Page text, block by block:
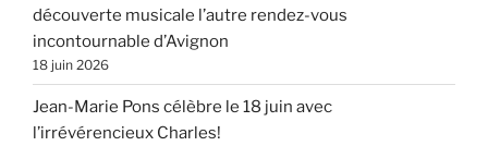
découverte musicale l’autre rendez-vous
incontournable d’Avignon
18 juin 2026
Jean-Marie Pons célèbre le 18 juin avec
l’irrévérencieux Charles!